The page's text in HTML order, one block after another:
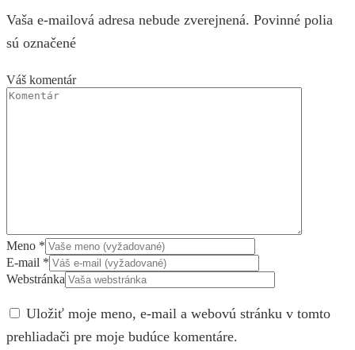
Vaša e-mailová adresa nebude zverejnená. Povinné polia
sú označené
Váš komentár
Meno *
E-mail *
Webstránka
Uložiť moje meno, e-mail a webovú stránku v tomto
prehliadači pre moje budúce komentáre.